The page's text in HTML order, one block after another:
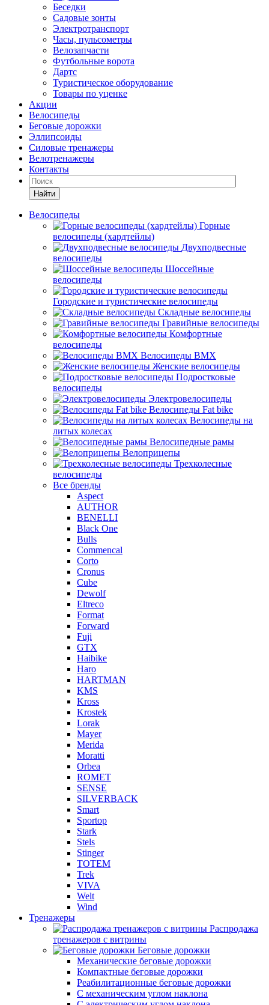
Беседки
Садовые зонты
Электротранспорт
Часы, пульсометры
Велозапчасти
Футбольные ворота
Дартс
Туристическое оборудование
Товары по уценке
Акции
Велосипеды
Беговые дорожки
Эллипсоиды
Силовые тренажеры
Велотренажеры
Контакты
Найти
Велосипеды
Горные
велосипеды (хардтейлы)
Двухподвесные
велосипеды
Шоссейные
велосипеды
Городские и туристические велосипеды
Складные велосипеды
Гравийные велосипеды
Комфортные
велосипеды
Велосипеды BMX
Женские велосипеды
Подростковые
велосипеды
Электровелосипеды
Велосипеды Fat bike
Велосипеды на
литых колесах
Велосипедные рамы
Велоприцепы
Трехколесные
велосипеды
Все бренды
Aspect
AUTHOR
BENELLI
Black One
Bulls
Commencal
Corto
Cronus
Cube
Dewolf
Eltreco
Format
Forward
Fuji
GTX
Haibike
Haro
HARTMAN
KMS
Kross
Krostek
Lorak
Mayer
Merida
Moratti
Orbea
ROMET
SENSE
SILVERBACK
Smart
Sportop
Stark
Stels
Stinger
TOTEM
Trek
VIVA
Welt
Wind
Тренажеры
Распродажа
тренажеров с витрины
Беговые дорожки
Механические беговые дорожки
Компактные беговые дорожки
Реабилитационные беговые дорожки
С механическим углом наклона